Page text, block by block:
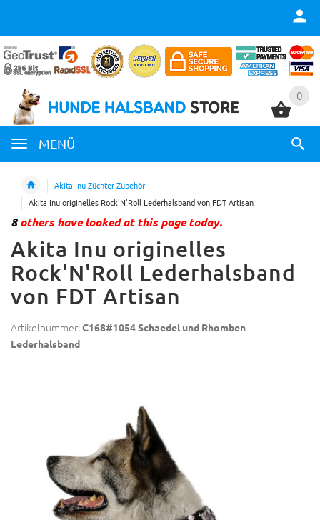
0
MENÜ
0
Akita Inu Züchter Zubehör
Akita Inu originelles Rock'N'Roll Lederhalsband von FDT Artisan
8others have looked at this page today.
Akita Inu originelles
Rock'N'Roll Lederhalsband
von FDT Artisan
Artikelnummer:C168#1054 Schaedel und Rhomben
Lederhalsband